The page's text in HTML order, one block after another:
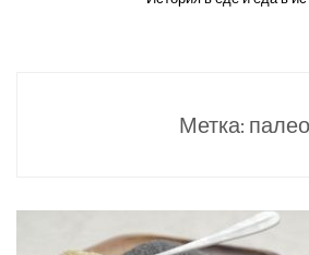
Метка: палео